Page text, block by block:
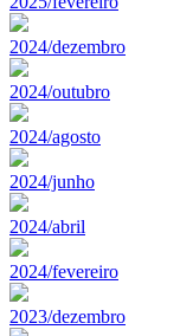
2024/dezembro
2024/outubro
2024/agosto
2024/junho
2024/abril
2024/fevereiro
2023/dezembro